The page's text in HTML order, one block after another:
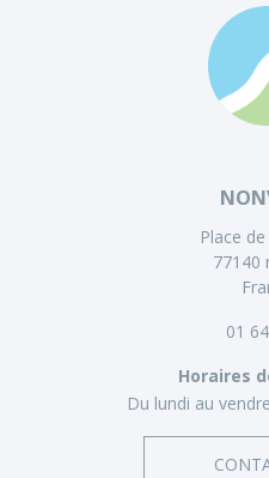
Place
77140
01
Horaires
Du lundi au